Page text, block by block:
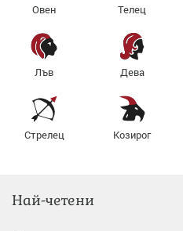
Овен Телец
Лъв Дева
Стрелец Козирог
Най-четени